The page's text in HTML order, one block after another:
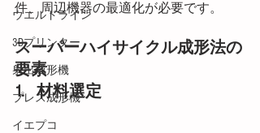
ウエルドライン
3Dプリンター
射出成形機
プレス成形機
イエプコ
件、周辺機器の最適化が必要です。
スーパーハイサイクル成形法の
要素
1.   材料選定